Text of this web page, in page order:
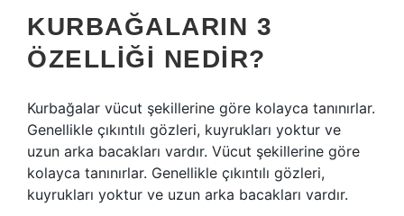
KURBAĞALARIN 3
ÖZELLIĞI NEDIR?
Kurbağalar vücut şekillerine göre kolayca tanınırlar.
Genellikle çıkıntılı gözleri, kuyrukları yoktur ve
uzun arka bacakları vardır. Vücut şekillerine göre
kolayca tanınırlar. Genellikle çıkıntılı gözleri,
kuyrukları yoktur ve uzun arka bacakları vardır.